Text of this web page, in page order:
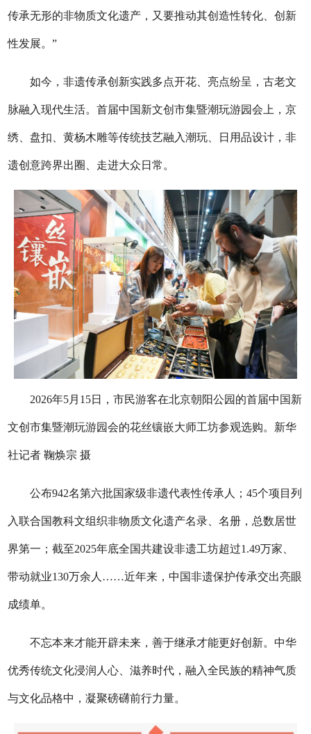
传承无形的非物质文化遗产，又要推动其创造性转化、创新
性发展。”
如今，非遗传承创新实践多点开花、亮点纷呈，古老文
脉融入现代生活。首届中国新文创市集暨潮玩游园会上，京
绣、盘扣、黄杨木雕等传统技艺融入潮玩、日用品设计，非
遗创意跨界出圈、走进大众日常。
2026年5月15日，市民游客在北京朝阳公园的首届中国新
文创市集暨潮玩游园会的花丝镶嵌大师工坊参观选购。新华
社记者 鞠焕宗 摄
公布942名第六批国家级非遗代表性传承人；45个项目列
入联合国教科文组织非物质文化遗产名录、名册，总数居世
界第一；截至2025年底全国共建设非遗工坊超过1.49万家、
带动就业130万余人……近年来，中国非遗保护传承交出亮眼
成绩单。
不忘本来才能开辟未来，善于继承才能更好创新。中华
优秀传统文化浸润人心、滋养时代，融入全民族的精神气质
与文化品格中，凝聚磅礴前行力量。